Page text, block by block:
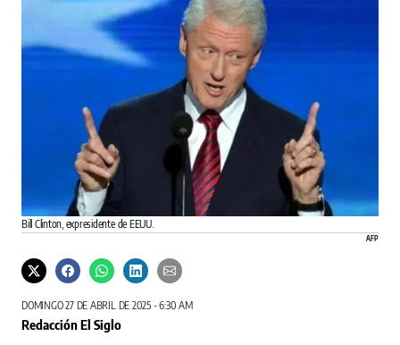
Bill Clinton, expresidente de EEUU.
AFP
DOMINGO 27 DE ABRIL DE 2025 - 6:30 AM
Redacción El Siglo